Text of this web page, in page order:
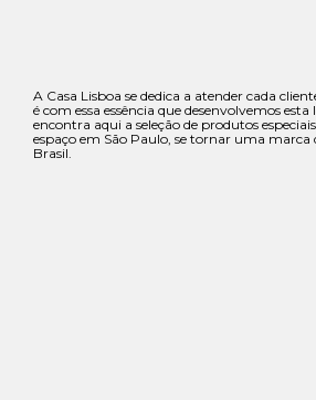
A Casa Lisboa se dedica a atender cada
é com essa essência que desenvolvemos
encontra aqui a seleção de produtos
espaço em São Paulo, se tornar uma
Brasil.